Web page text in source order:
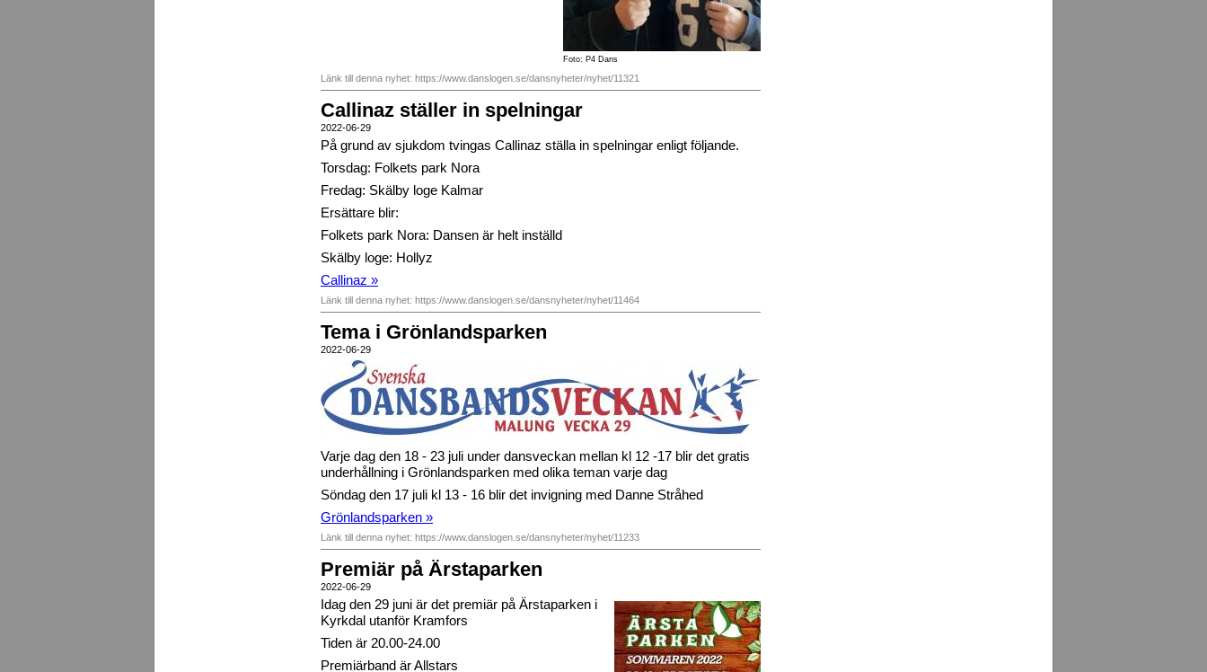
Foto: P4 Dans
Länk till denna nyhet: https://www.danslogen.se/dansnyheter/nyhet/11321
Callinaz ställer in spelningar
2022-06-29
På grund av sjukdom tvingas Callinaz ställa in spelningar enligt följande.
Torsdag: Folkets park Nora
Fredag: Skälby loge Kalmar
Ersättare blir:
Folkets park Nora: Dansen är helt inställd
Skälby loge: Hollyz
Callinaz »
Länk till denna nyhet: https://www.danslogen.se/dansnyheter/nyhet/11464
Tema i Grönlandsparken
2022-06-29
Varje dag den 18 - 23 juli under dansveckan mellan kl 12 -17 blir det gratis
underhållning i Grönlandsparken med olika teman varje dag
Söndag den 17 juli kl 13 - 16 blir det invigning med Danne Stråhed
Grönlandsparken »
Länk till denna nyhet: https://www.danslogen.se/dansnyheter/nyhet/11233
Premiär på Ärstaparken
2022-06-29
Idag den 29 juni är det premiär på Ärstaparken i
Kyrkdal utanför Kramfors
Tiden är 20.00-24.00
Premiärband är Allstars